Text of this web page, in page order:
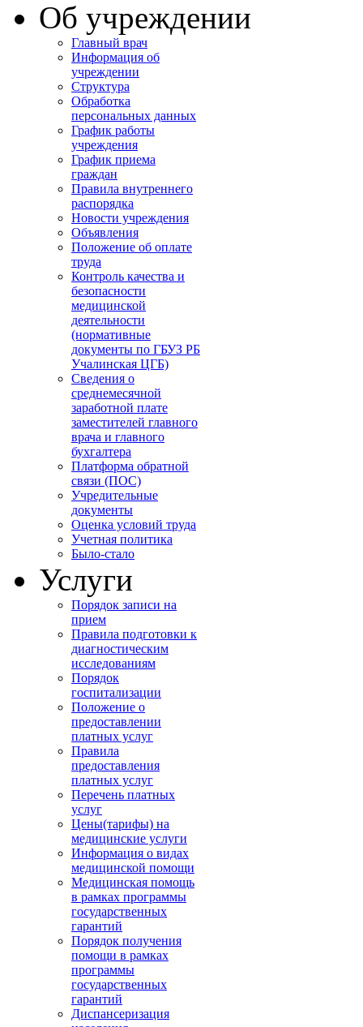
Об учреждении
Главный врач
Информация об
учреждении
Структура
Обработка
персональных данных
График работы
учреждения
График приема
граждан
Правила внутреннего
распорядка
Новости учреждения
Объявления
Положение об оплате
труда
Контроль качества и
безопасности
медицинской
деятельности
(нормативные
документы по ГБУЗ РБ
Учалинская ЦГБ)
Сведения о
среднемесячной
заработной плате
заместителей главного
врача и главного
бухгалтера
Платформа обратной
связи (ПОС)
Учредительные
документы
Оценка условий труда
Учетная политика
Было-стало
Услуги
Порядок записи на
прием
Правила подготовки к
диагностическим
исследованиям
Порядок
госпитализации
Положение о
предоставлении
платных услуг
Правила
предоставления
платных услуг
Перечень платных
услуг
Цены(тарифы) на
медицинские услуги
Информация о видах
медицинской помощи
Медицинская помощь
в рамках программы
государственных
гарантий
Порядок получения
помощи в рамках
программы
государственных
гарантий
Диспансеризация